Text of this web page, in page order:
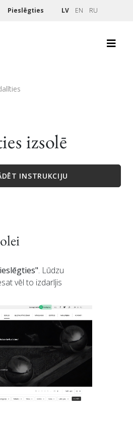
Pieslēgties LV EN RU
izsolē
INSTRUKCIJU
. Lūdzu
vēl to izdarījis